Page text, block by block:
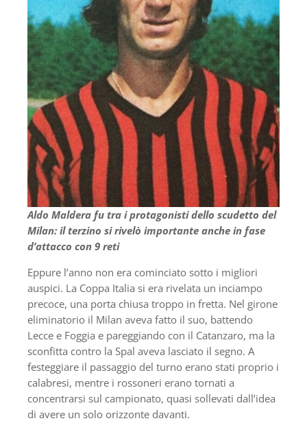
Aldo Maldera fu tra i protagonisti dello scudetto del
Milan: il terzino si rivelò importante anche in fase
d’attacco con 9 reti
Eppure l’anno non era cominciato sotto i migliori
auspici. La Coppa Italia si era rivelata un inciampo
precoce, una porta chiusa troppo in fretta. Nel girone
eliminatorio il Milan aveva fatto il suo, battendo
Lecce e Foggia e pareggiando con il Catanzaro, ma la
sconfitta contro la Spal aveva lasciato il segno. A
festeggiare il passaggio del turno erano stati proprio i
calabresi, mentre i rossoneri erano tornati a
concentrarsi sul campionato, quasi sollevati dall’idea
di avere un solo orizzonte davanti.